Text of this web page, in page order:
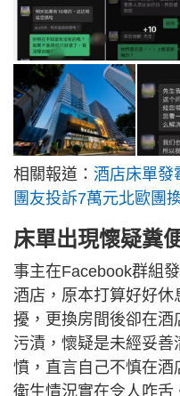
相關報道： 酒店床單發
團友投訴7萬元北歐團
床單出現懷疑糞
事主在Facebook群組
酒店，原本打算好好
擾，更換房間後卻在
污漬，懷疑是未經妥
憤，直言自己不慎在
衛生情況實在令人咋舌